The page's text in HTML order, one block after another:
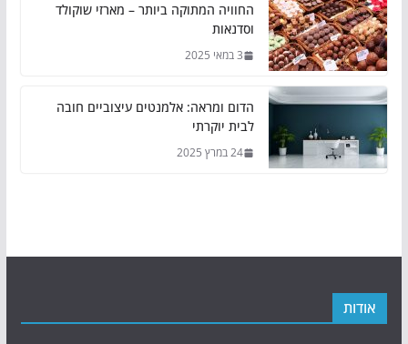
החוויה המתוקה ביותר – מארזי שוקולד
וסדנאות
3 במאי 2025
הדום ומראה: אלמנטים עיצוביים חובה
לבית יוקרתי
24 במרץ 2025
אודות